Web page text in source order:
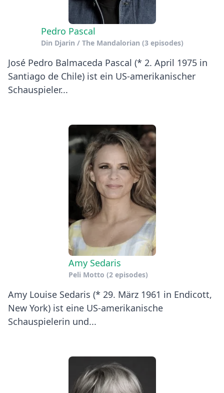
Pedro Pascal
Din Djarin / The Mandalorian (3 episodes)
José Pedro Balmaceda Pascal (* 2. April 1975 in
Santiago de Chile) ist ein US-amerikanischer
Schauspieler...
Amy Sedaris
Peli Motto (2 episodes)
Amy Louise Sedaris (* 29. März 1961 in Endicott,
New York) ist eine US-amerikanische
Schauspielerin und...